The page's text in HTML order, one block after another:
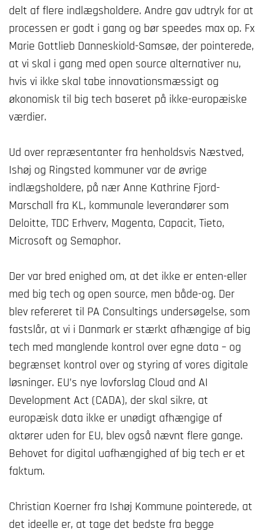
delt af flere indlægsholdere. Andre gav udtryk for at
processen er godt i gang og bør speedes max op. Fx
Marie Gottlieb Danneskiold-Samsøe, der pointerede,
at vi skal i gang med open source alternativer nu,
hvis vi ikke skal tabe innovationsmæssigt og
økonomisk til big tech baseret på ikke-europæiske
værdier.
Ud over repræsentanter fra henholdsvis Næstved,
Ishøj og Ringsted kommuner var de øvrige
indlægsholdere, på nær Anne Kathrine Fjord-
Marschall fra KL, kommunale leverandører som
Deloitte, TDC Erhverv, Magenta, Capacit, Tieto,
Microsoft og Semaphor.
Der var bred enighed om, at det ikke er enten-eller
med big tech og open source, men både-og. Der
blev refereret til PA Consultings undersøgelse, som
fastslår, at vi i Danmark er stærkt afhængige af big
tech med manglende kontrol over egne data – og
begrænset kontrol over og styring af vores digitale
løsninger. EU’s nye lovforslag Cloud and AI
Development Act (CADA), der skal sikre, at
europæisk data ikke er unødigt afhængige af
aktører uden for EU, blev også nævnt flere gange.
Behovet for digital uafhængighed af big tech er et
faktum.
Christian Koerner fra Ishøj Kommune pointerede, at
det ideelle er, at tage det bedste fra begge